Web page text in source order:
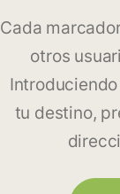
Cada
otros
tu destino,